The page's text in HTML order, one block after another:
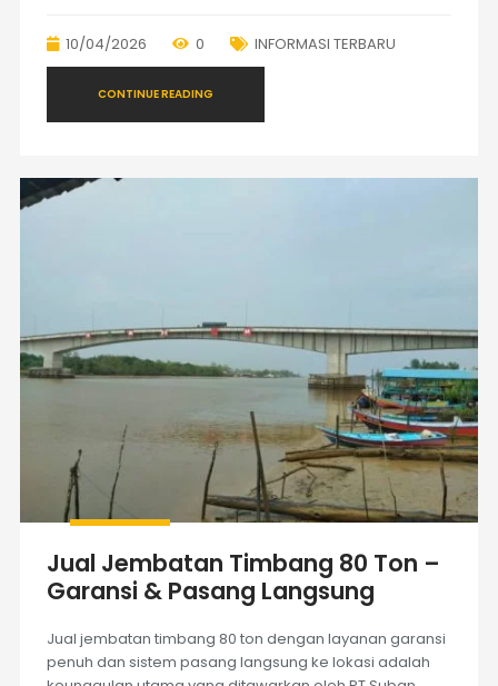
10/04/2026 0 INFORMASI TERBARU
CONTINUE READING
Jual Jembatan Timbang 80 Ton –
Garansi & Pasang Langsung
Jual jembatan timbang 80 ton dengan layanan garansi
penuh dan sistem pasang langsung ke lokasi adalah